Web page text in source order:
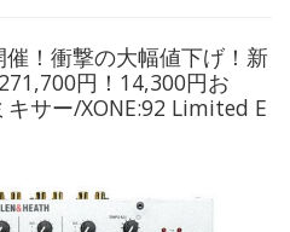
催！衝撃の大幅値下げ！新
円！14,300円お
サー/XONE:92 Limited E